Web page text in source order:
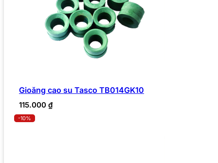
Gioăng cao su Tasco TB014GK10
115.000 ₫
-10%